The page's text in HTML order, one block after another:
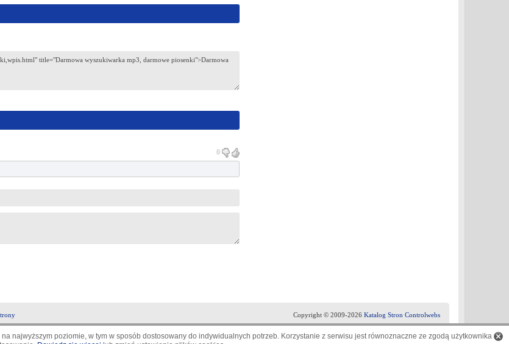
0
Copyright © 2009-2026 Katalog Stron Controlwebs
najwyższym poziomie, w tym w sposób dostosowany do indywidualnych potrzeb. Korzystanie z serwisu jest równoznaczne ze zgodą użytkownika